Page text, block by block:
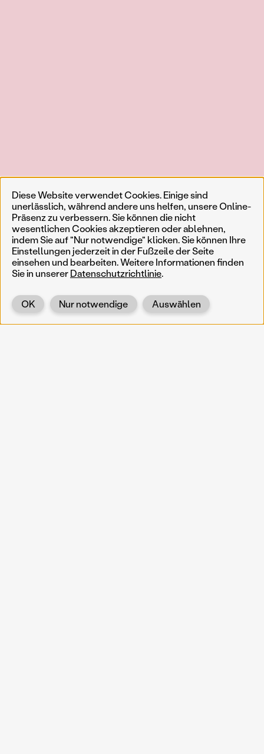
Diese Website verwendet Cookies. Einige sind
unerlässlich, während andere uns helfen, unsere Online-
Präsenz zu verbessern. Sie können die nicht
wesentlichen Cookies akzeptieren oder ablehnen,
indem Sie auf "Nur notwendige" klicken. Sie können Ihre
Einstellungen jederzeit in der Fußzeile der Seite
einsehen und bearbeiten. Weitere Informationen finden
Sie in unsererDatenschutzrichtlinie.
Auswählen
Nur notwendige
OK